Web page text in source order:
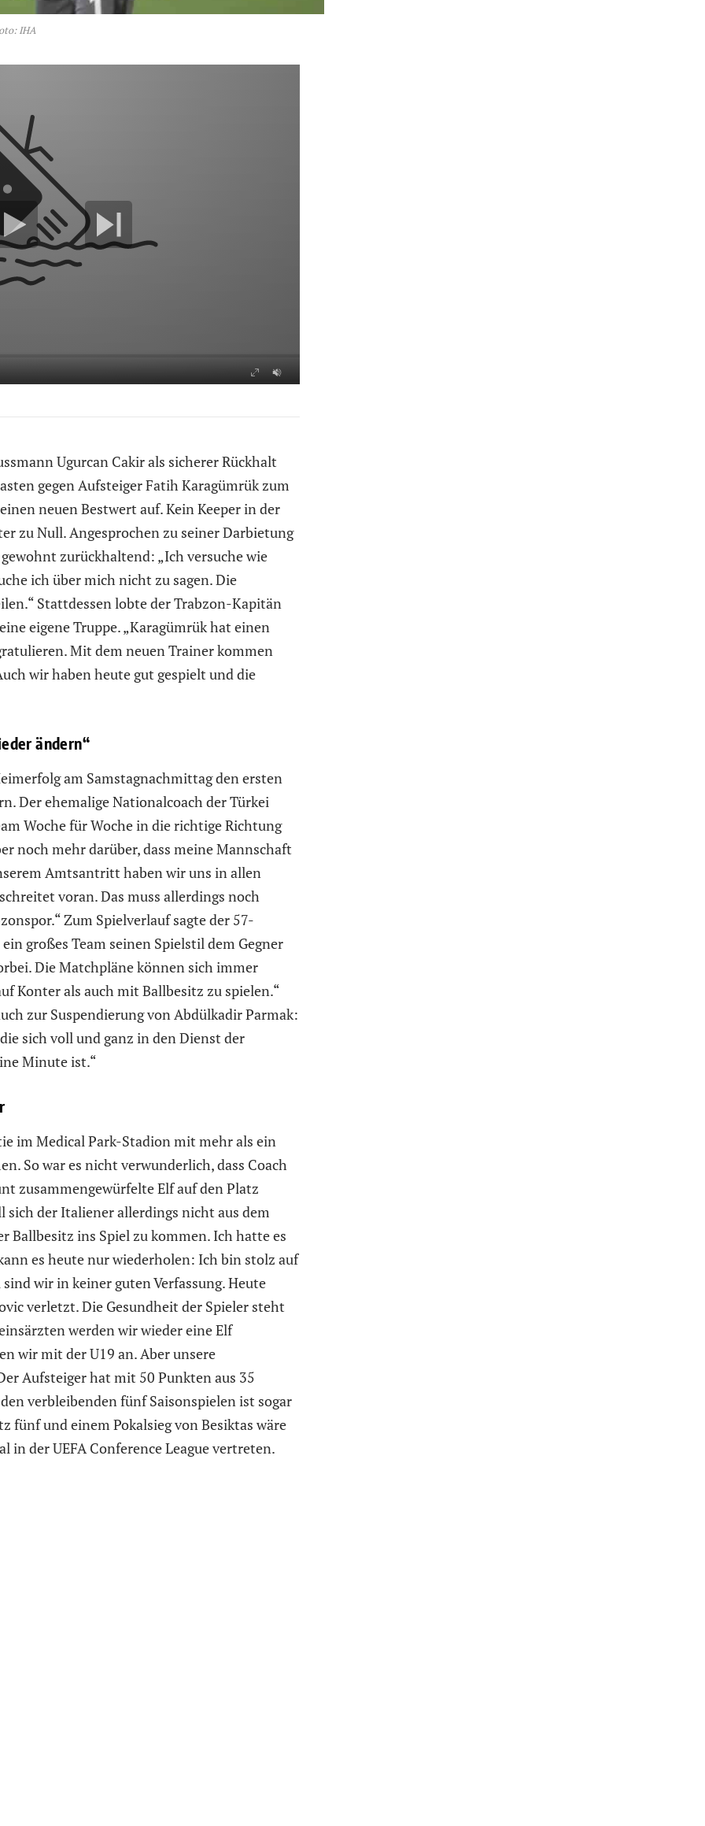
IHA
Ugurcan Cakir als sicherer Rückhalt
gegen Aufsteiger Fatih Karagümrük zum
neuen Bestwert auf. Kein Keeper in der
zu Null. Angesprochen zu seiner Darbietung
zurückhaltend: „Ich versuche wie
ich über mich nicht zu sagen. Die
Stattdessen lobte der Trabzon-Kapitän
eigene Truppe. „Karagümrük hat einen
Mit dem neuen Trainer kommen
wir haben heute gut gespielt und die
ändern“
am Samstagnachmittag den ersten
Der ehemalige Nationalcoach der Türkei
Woche für Woche in die richtige Richtung
noch mehr darüber, dass meine Mannschaft
Amtsantritt haben wir uns in allen
voran. Das muss allerdings noch
Zum Spielverlauf sagte der 57-
großes Team seinen Spielstil dem Gegner
Die Matchpläne können sich immer
Konter als auch mit Ballbesitz zu spielen.“
zur Suspendierung von Abdülkadir Parmak:
sich voll und ganz in den Dienst der
Minute ist.“
im Medical Park-Stadion mit mehr als ein
So war es nicht verwunderlich, dass Coach
zusammengewürfelte Elf auf den Platz
sich der Italiener allerdings nicht aus dem
Ballbesitz ins Spiel zu kommen. Ich hatte es
es heute nur wiederholen: Ich bin stolz auf
wir in keiner guten Verfassung. Heute
verletzt. Die Gesundheit der Spieler steht
werden wir wieder eine Elf
wir mit der U19 an. Aber unsere
Aufsteiger hat mit 50 Punkten aus 35
verbleibenden fünf Saisonspielen ist sogar
fünf und einem Pokalsieg von Besiktas wäre
der UEFA Conference League vertreten.